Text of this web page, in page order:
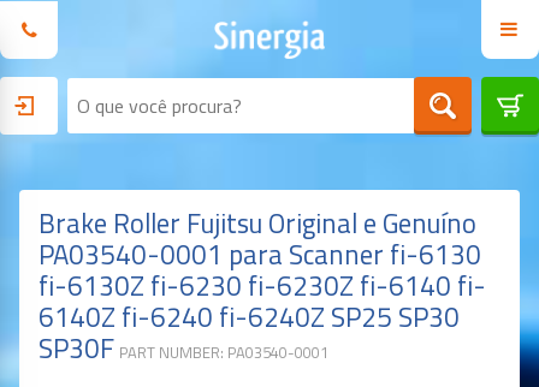
Brake Roller Fujitsu Original e Genuíno
PA03540-0001 para Scanner fi-6130
fi-6130Z fi-6230 fi-6230Z fi-6140 fi-
6140Z fi-6240 fi-6240Z SP25 SP30
SP30F PART NUMBER: PA03540-0001